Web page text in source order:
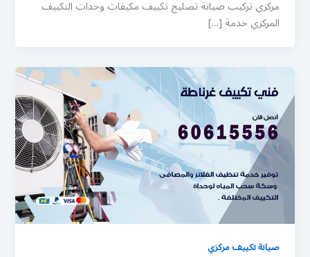
مركزي تركيب صيانة تصليح تكييف مكيفات وحدات التكييف
المركزي خدمة […]
صيانة تكييف مركزي